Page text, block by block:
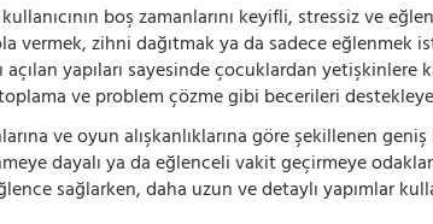
boş zamanlarını keyifli, stressiz ve
vermek, zihni dağıtmak ya da sadece eğlenmek
açılan yapıları sayesinde çocuklardan
ve problem çözme gibi becerileri
ve oyun alışkanlıklarına göre şekillenen
dayalı ya da eğlenceli vakit geçirmeye
sağlarken, daha uzun ve detaylı yapımlar